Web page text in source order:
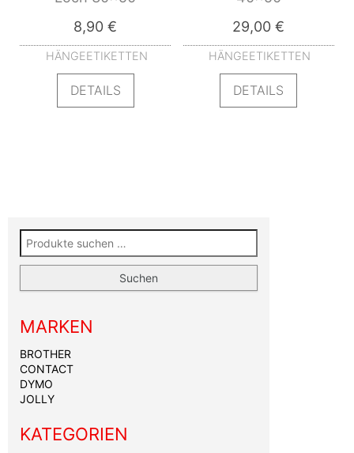
8,90€
HÄNGEETIKETTEN
DETAILS
29,00€
HÄNGEETIKETTEN
DETAILS
Suchen nach:
Suchen
MARKEN
BROTHER
CONTACT
DYMO
JOLLY
KATEGORIEN